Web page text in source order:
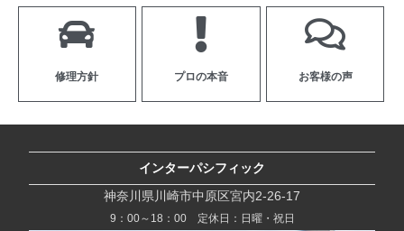
修理方針 プロの本音 お客様の声
インターパシフィック
神奈川県川崎市中原区宮内2-26-17
9：00～18：00 定休日：日曜・祝日